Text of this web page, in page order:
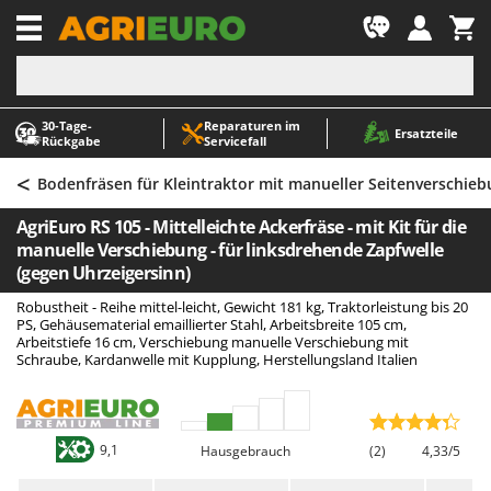
30‑Tage-
Rückgabe
Reparaturen im
Servicefall
Ersatzteile
-1
A
Abbeermaschinen - Traubenmühlen
Abfüllgeräte
Akku Gartenscheren
Akku Gras- und Strauchscheren
Akku-Stichsägen
Allzwecktransporter - Motorschubkarren
Alu-Teleskopleitern
Arbeitsschutzkleidung
Aschesauger
A
ABAC
AgriEuro Premium
AgriEuro TOP-LINE
AGT
Aima
Airmec
AL-KO
Alce
Alpina
< Bodenfräsen für Kleintraktor mit manueller
AgriEuro RS 105 - Mittelleichte Ackerfräse - mit Kit für die
manuelle Verschiebung - für linksdrehende Zapfwelle
(gegen Uhrzeigersinn)
Robustheit - Reihe mittel-leicht, Gewicht 181 kg, Traktorleistung bis 20
PS, Gehäusematerial emaillierter Stahl, Arbeitsbreite 105 cm,
Arbeitstiefe 16 cm, Verschiebung manuelle Verschiebung mit
Schraube, Kardanwelle mit Kupplung, Herstellungsland Italien
9,1 Hausgebrauch (2) 4,33/5